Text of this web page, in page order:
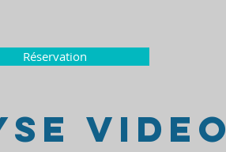
Réservation
video